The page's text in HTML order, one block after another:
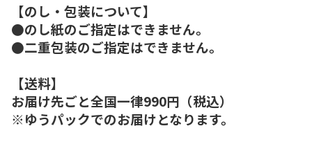
【のし・包装について】
●のし紙のご指定はできません。
●二重包装のご指定はできません。
【送料】
お届け先ごと全国一律990円（税込）
※ゆうパックでのお届けとなります。